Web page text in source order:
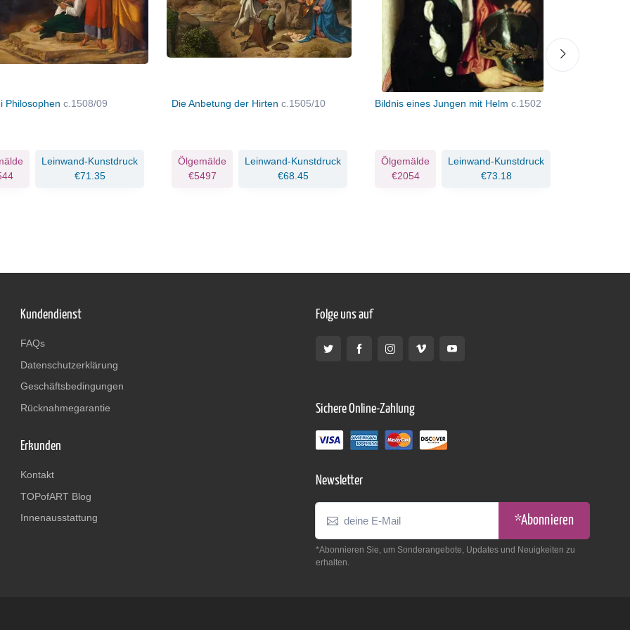
Philosophen c.1508/09
Leinwand-Kunstdruck
€71.35
Die Anbetung der Hirten c.1505/10
Ölgemälde
€5497
Leinwand-Kunstdruck
€68.45
Bildnis eines Jungen mit Helm c.1502
Ölgemälde
€2054
Leinwand-Kunstdruck
€73.18
Kundendienst
FAQs
Datenschutzerklärung
Geschäftsbedingungen
Rücknahmegarantie
Erkunden
Kontakt
TOPofART Blog
Innenausstattung
Folge uns auf
Sichere Online-Zahlung
Newsletter
*Abonnieren
*Abonnieren Sie, um Sonderangebote, Updates und Neuigkeiten zu
erhalten.